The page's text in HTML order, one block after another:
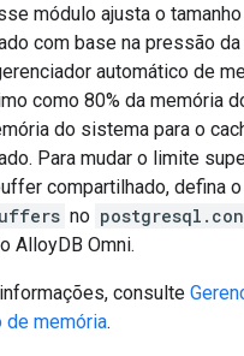
módulo ajusta o
com base na pressão
automático de
como 80% da memória
do sistema para o
Para mudar o limite
compartilhado, defina
no
AlloyDB Omni.
consulte
de memória.